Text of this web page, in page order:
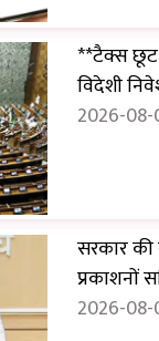
**टैक्स छूट
विदेशी
2026-08-
सरकार की
प्रकाशनों
2026-08-